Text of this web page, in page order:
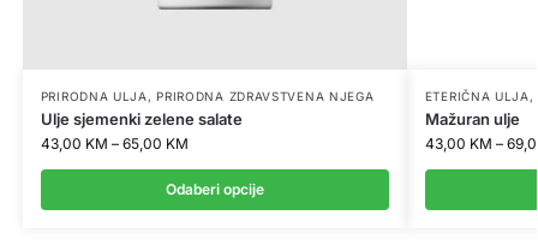
PRIRODNA ULJA ,PRIRODNA ZDRAVSTVENA NJEGA
Ulje sjemenki zelene salate
43,00 KM – 65,00 KM
Odaberi opcije
ETERIČNA ULJA ,
Mažuran ulje
43,00 KM –